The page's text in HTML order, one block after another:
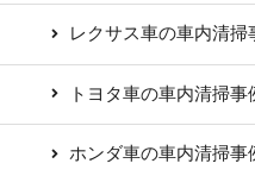
レクサス車の車内清掃
トヨタ車の車内清掃事
ホンダ車の車内清掃事